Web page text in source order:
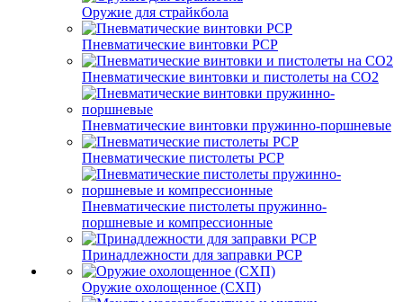
Оружие для страйкбола
Пневматические винтовки PCP
Пневматические винтовки и пистолеты на CO2
Пневматические винтовки пружинно-поршневые
Пневматические пистолеты PCP
Пневматические пистолеты пружинно-
поршневые и компрессионные
Принадлежности для заправки PCP
Оружие охолощенное (СХП)